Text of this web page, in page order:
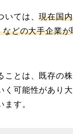
いては、現在国
などの大手企業
ことは、既存の
く可能性があり
ます。